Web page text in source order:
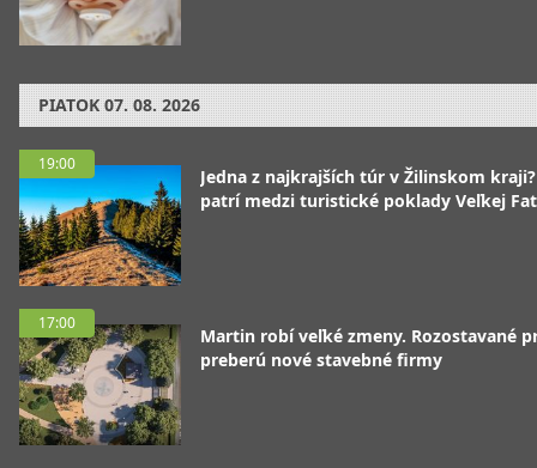
PIATOK 07. 08. 2026
19:00
Jedna z najkrajších túr v Žilinskom
patrí medzi turistické poklady Veľkej
17:00
Martin robí veľké zmeny. Rozostavané
preberú nové stavebné firmy